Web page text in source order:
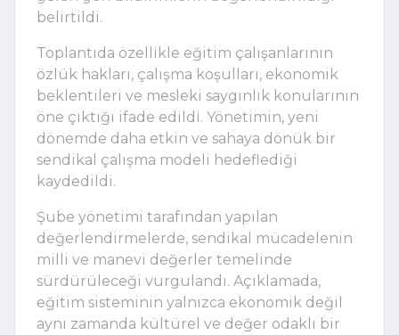
belirtildi.
Toplantıda özellikle eğitim çalışanlarının
özlük hakları, çalışma koşulları, ekonomik
beklentileri ve mesleki saygınlık konularının
öne çıktığı ifade edildi. Yönetimin, yeni
dönemde daha etkin ve sahaya dönük bir
sendikal çalışma modeli hedeflediği
kaydedildi.
Şube yönetimi tarafından yapılan
değerlendirmelerde, sendikal mücadelenin
milli ve manevi değerler temelinde
sürdürüleceği vurgulandı. Açıklamada,
eğitim sisteminin yalnızca ekonomik değil
aynı zamanda kültürel ve değer odaklı bir